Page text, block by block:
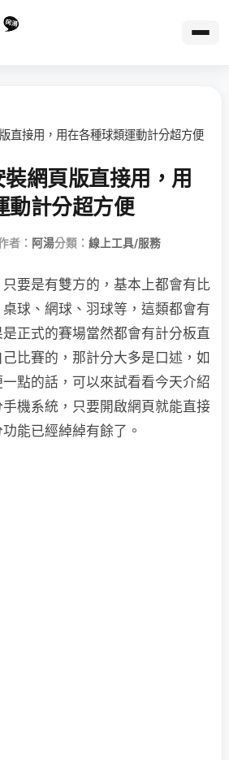
直接用，用在各種球類運動計分超方便
網頁版直接用，用
動計分超方便
者： 阿湯分類： 線上工具/服務
要是有雙方的，基本上都會有比
球、網球、羽球等，這類都會有
正式的賽場當然都會有計分板直
比賽的，那計分大多是口述，如
點的話，可以來試看看今天介紹
機系統，只要開啟網頁就能直接
能已經綽綽有餘了。